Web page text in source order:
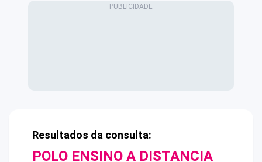
Resultados da consulta:
POLO ENSINO A DISTANCIA